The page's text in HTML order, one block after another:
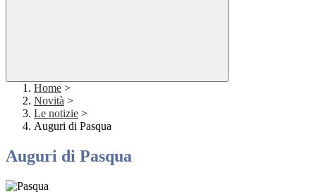
Home >
Novità >
Le notizie >
Auguri di Pasqua
Auguri di Pasqua